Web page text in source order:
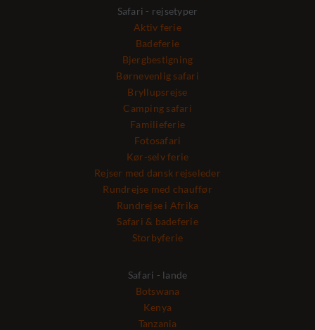
Safari - rejsetyper
Aktiv ferie
Badeferie
Bjergbestigning
Børnevenlig safari
Bryllupsrejse
Camping safari
Familieferie
Fotosafari
Kør-selv ferie
Rejser med dansk rejseleder
Rundrejse med chauffør
Rundrejse i Afrika
Safari & badeferie
Storbyferie
Safari - lande
Botswana
Kenya
Tanzania